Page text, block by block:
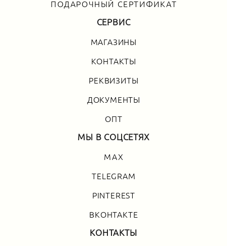
ПОДАРОЧНЫЙ СЕРТИФИКАТ
СЕРВИС
МАГАЗИНЫ
КОНТАКТЫ
РЕКВИЗИТЫ
ДОКУМЕНТЫ
ОПТ
МЫ В СОЦСЕТЯХ
MAX
TELEGRAM
PINTEREST
ВКОНТАКТЕ
КОНТАКТЫ